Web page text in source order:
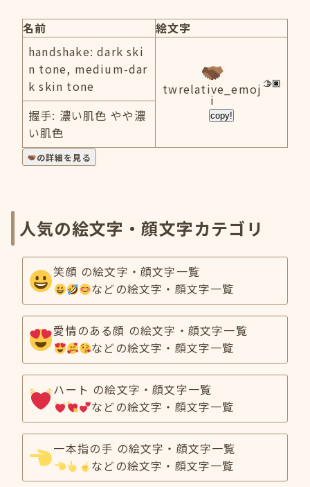
名前
絵文字
handshake: dark ski
n tone, medium-dar
k skin tone
twrelative_emoj
i
copy!
握手: 濃い肌色 やや濃
い肌色
の詳細を見る
人気の絵文字・顔文字カテゴリ
笑顔 の絵文字・顔文字一覧
などの絵文字・顔文字一覧
愛情のある顔 の絵文字・顔文字一覧
などの絵文字・顔文字一覧
ハート の絵文字・顔文字一覧
などの絵文字・顔文字一覧
一本指の手 の絵文字・顔文字一覧
などの絵文字・顔文字一覧